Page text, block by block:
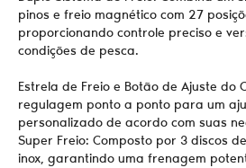
pinos e freio magnético com 27
proporcionando controle preciso e
condições de pesca.
Estrela de Freio e Botão de Ajuste do
regulagem ponto a ponto para um
personalizado de acordo com suas
Super Freio: Composto por 3 discos
inox, garantindo uma frenagem